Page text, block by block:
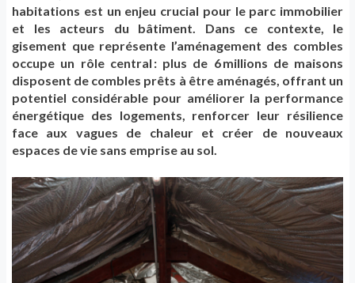
habitations est un enjeu crucial pour le parc immobilier
et les acteurs du bâtiment.
Dans ce contexte, le
gisement que représente l’aménagement des combles
occupe un rôle central : plus de 6millions de maisons
disposent de combles prêts à être aménagés, offrant un
potentiel considérable pour améliorer la performance
énergétique des logements, renforcer leur résilience
face aux vagues de chaleur et créer de nouveaux
espaces de vie sans emprise au sol.